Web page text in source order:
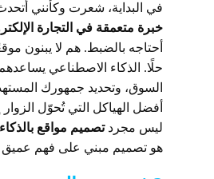
في البداية، شعرت وكأنني
خبرة متعمقة في التجارة
أحتاجه بالضبط. هم لا يبنون
حلًا. الذكاء الاصطناعي
السوق، وتحديد جمهورك
أفضل الهياكل التي تُحوّل
ليس مجردتصميم مواقع
هو تصميم مبني على فهم عميق